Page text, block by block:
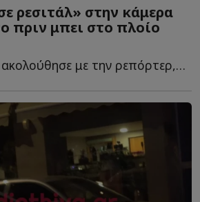
ρεσιτάλ» στην κάμερα
πριν μπει στο πλοίο
Ο διάλογος που ακολούθησε με την ρεπόρτερ, Βίκυ Κατσανάκη, ή...